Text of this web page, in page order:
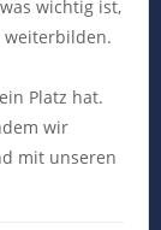
wichtig ist,
Platz hat.
wir
mit unseren